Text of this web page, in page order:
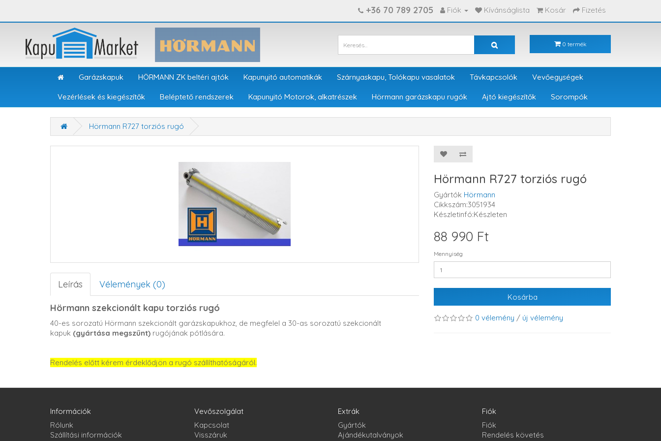
+36 70 789 2705 Fiók Kívánságlista Kosár Fizetés
0 termék
Garázskapuk HÖRMANN ZK beltéri ajtók Kapunyitó automatikák Szárnyaskapu, Tolókapu vasalatok Távkapcsolók Vevőegységek
Vezérlések és kiegészítők Beléptető rendszerek Kapunyitó Motorok, alkatrészek Hörmann garázskapu rugók Ajtó kiegészítők Sorompók
Hörmann R727 torziós rugó
Leírás Vélemények (0)
Hörmann szekcionált kapu torziós rugó
40-es sorozatú Hörmann szekcionált garázskapukhoz, de megfelel a 30-as sorozatú szekcionált
kapuk (gyártása megszűnt) rugójának pótlására.
Rendelés előtt kérem érdeklődjön a rugó szállíthatóságáról.
Hörmann R727 torziós rugó
Gyártók Hörmann
Cikkszám:3051934
Készletinfó:Készleten
88 990 Ft
Mennyiség
Kosárba
0 vélemény / új vélemény
Információk
Rólunk
Szállítási információk
Vevőszolgálat
Kapcsolat
Visszáruk
Extrák
Gyártók
Ajándékutalványok
Fiók
Fiók
Rendelés követés